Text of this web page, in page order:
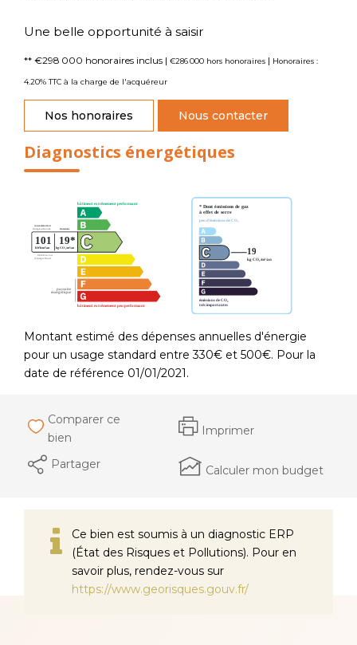
Une belle opportunité à saisir
** €298 000 honoraires inclus | €286 000 hors honoraires | Honoraires :
4.20% TTC à la charge de l'acquéreur
Nos honoraires Nous contacter
Diagnostics énergétiques
Montant estimé des dépenses annuelles d'énergie
pour un usage standard entre 330€ et 500€. Pour la
date de référence 01/01/2021.
Comparer ce
bien
Imprimer
Partager Calculer mon budget
Ce bien est soumis à un diagnostic ERP
(État des Risques et Pollutions). Pour en
savoir plus, rendez-vous sur
https://www.georisques.gouv.fr/